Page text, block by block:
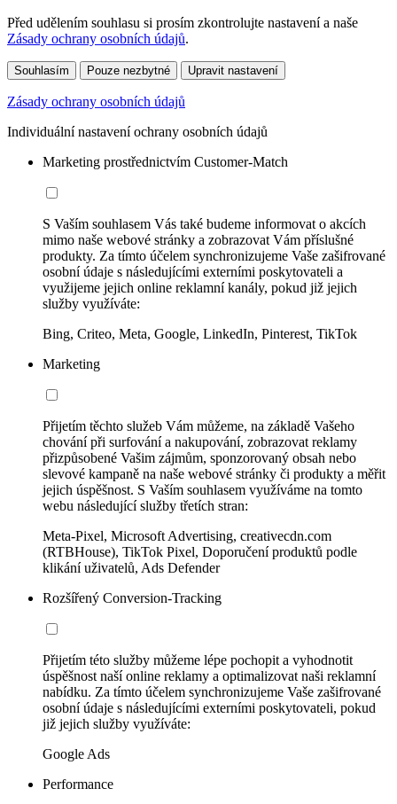
Před udělením souhlasu si prosím zkontrolujte nastavení a naše
Zásady ochrany osobních údajů.
Souhlasím Pouze nezbytné Upravit nastavení
Zásady ochrany osobních údajů
Individuální nastavení ochrany osobních údajů
Marketing prostřednictvím Customer-Match
S Vaším souhlasem Vás také budeme informovat o akcích
mimo naše webové stránky a zobrazovat Vám příslušné
produkty. Za tímto účelem synchronizujeme Vaše zašifrované
osobní údaje s následujícími externími poskytovateli a
využijeme jejich online reklamní kanály, pokud již jejich
služby využíváte:
Bing, Criteo, Meta, Google, LinkedIn, Pinterest, TikTok
Marketing
Přijetím těchto služeb Vám můžeme, na základě Vašeho
chování při surfování a nakupování, zobrazovat reklamy
přizpůsobené Vašim zájmům, sponzorovaný obsah nebo
slevové kampaně na naše webové stránky či produkty a měřit
jejich úspěšnost. S Vaším souhlasem využíváme na tomto
webu následující služby třetích stran:
Meta-Pixel, Microsoft Advertising, creativecdn.com
(RTBHouse), TikTok Pixel, Doporučení produktů podle
klikání uživatelů, Ads Defender
Rozšířený Conversion-Tracking
Přijetím této služby můžeme lépe pochopit a vyhodnotit
úspěšnost naší online reklamy a optimalizovat naši reklamní
nabídku. Za tímto účelem synchronizujeme Vaše zašifrované
osobní údaje s následujícími externími poskytovateli, pokud
již jejich služby využíváte:
Google Ads
Performance